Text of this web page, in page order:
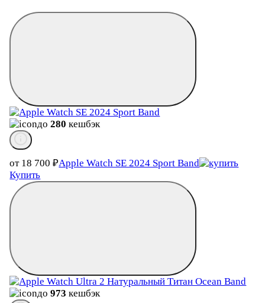
до280 кешбэк
от 18 700₽Apple Watch SE 2024 Sport Band
Купить
до973 кешбэк